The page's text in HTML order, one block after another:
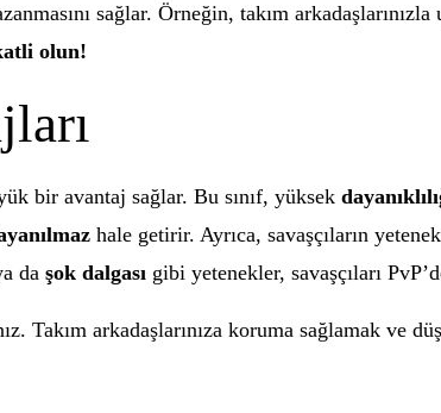
sağlar. Örneğin, takım
olun!
bir avantaj sağlar. Bu sınıf, yüksek
hale getirir. Ayrıca, savaşçıların
da şok dalgası gibi yetenekler, savaşçıları
Takım arkadaşlarınıza koruma sağlamak ve